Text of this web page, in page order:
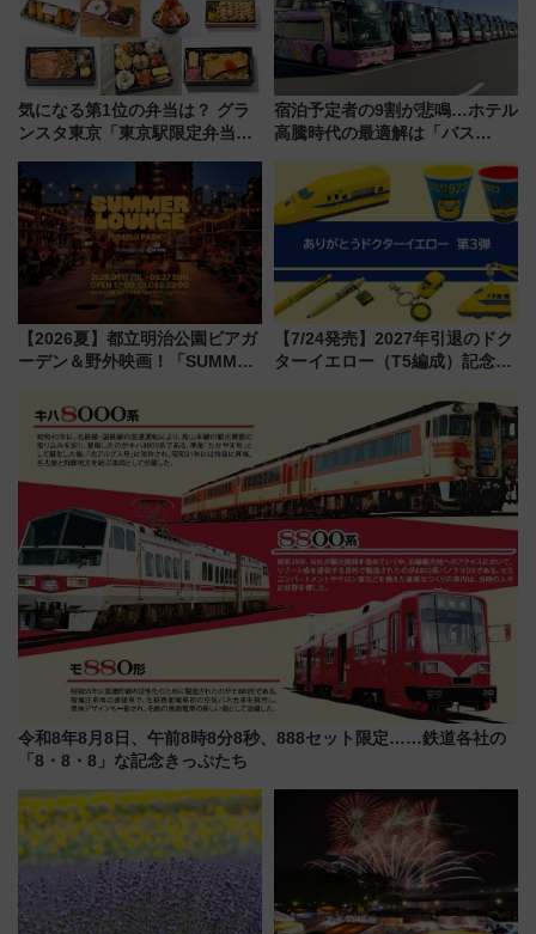
気になる第1位の弁当は？ グラ
ンスタ東京「東京駅限定弁当
宿泊予定者の9割が悲鳴…ホテル
高騰時代の最適解は「バス
した、推し活遠征や観光時のリ
アルな懐事情
【2026夏】都立明治公園ビアガ
ーデン＆野外映画！「SUMMER
ケジュール 夜風とビール、映画
を満喫！
【7/24発売】2027年引退のドク
ターイエロー（T5編成）記念グ
送の目覚まし時計など通販・販
売店舗まとめ
令和8年8月8日、午前8時8分8秒、888セット限定……鉄道各社の
「8・8・8」な記念きっぷたち